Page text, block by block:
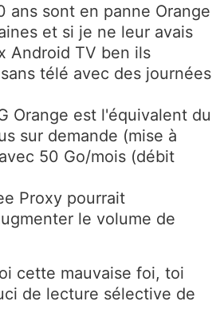
ans sont en panne Orange
et si je ne leur avais
Android TV ben ils
télé avec des journées
Orange est l'équivalent du
sur demande (mise à
50 Go/mois (débit
Proxy pourrait
le volume de
cette mauvaise foi, toi
de lecture sélective de